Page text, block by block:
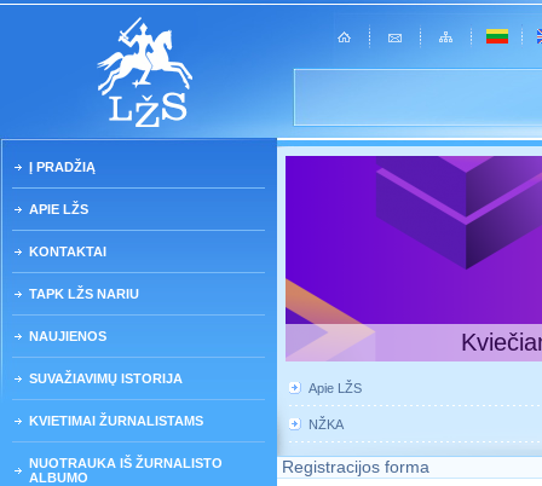
Į PRADŽIĄ
APIE LŽS
KONTAKTAI
TAPK LŽS NARIU
NAUJIENOS
SUVAŽIAVIMŲ ISTORIJA
KVIETIMAI ŽURNALISTAMS
NUOTRAUKA IŠ ŽURNALISTO
ALBUMO
Apie LŽS
NŽKA
Registracijos forma